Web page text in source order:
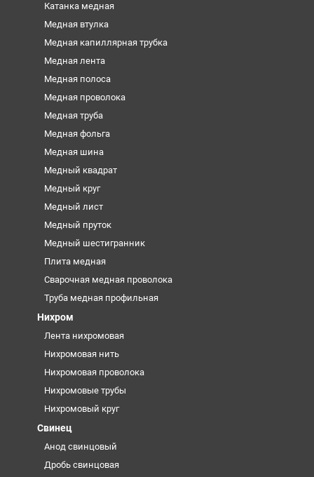
Катанка медная
Медная втулка
Медная капиллярная трубка
Медная лента
Медная полоса
Медная проволока
Медная труба
Медная фольга
Медная шина
Медный квадрат
Медный круг
Медный лист
Медный пруток
Медный шестигранник
Плита медная
Сварочная медная проволока
Труба медная профильная
Нихром
Лента нихромовая
Нихромовая нить
Нихромовая проволока
Нихромовые трубы
Нихромовый круг
Свинец
Анод свинцовый
Дробь свинцовая